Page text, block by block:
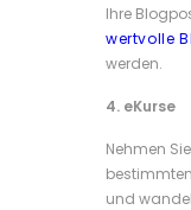
Ihre
wertvolle
werden.
4. eKurse
Nehmen
und